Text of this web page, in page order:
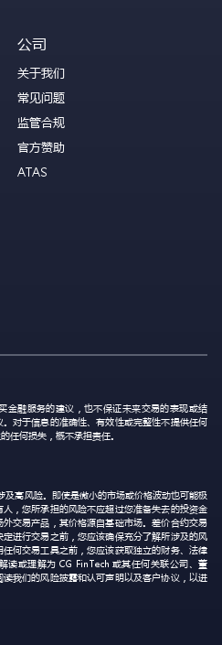
公司
关于我们
常见问题
监管合规
官方赞助
ATAS
金融服务的建议，也不保证未来交易的表现或结
对于信息的准确性、有效性或完整性不提供任何
任何损失，概不承担责任。
高风险。即使是微小的市场或价格波动也可能极
，您所承担的风险不应超过您准备失去的投资金
交易产品，其价格源自基础市场。差价合约交易
进行交易之前，您应该确保充分了解所涉及的风
何交易工具之前，您应该获取独立的财务、法律
读或理解为 CG FinTech 或其任何关联公司、董
我们的风险披露和认可声明以及客户协议，以进